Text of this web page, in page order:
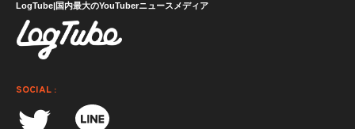
LogTube|国内最大のYouTuberニュースメディア
SOCIAL :